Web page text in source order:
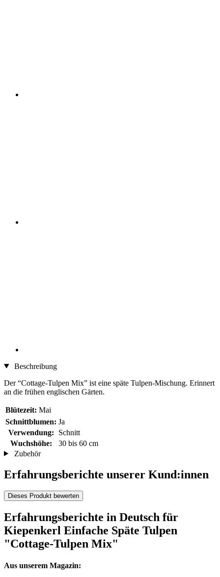
Beschreibung
Der “Cottage-Tulpen Mix” ist eine späte Tulpen-Mischung. Erinnert
an die frühen englischen Gärten.
Blütezeit: Mai
Schnittblumen: Ja
Verwendung:
Schnitt
Wuchshöhe:
30 bis 60 cm
Zubehör
Erfahrungsberichte unserer Kund:innen
Dieses Produkt bewerten
Erfahrungsberichte in Deutsch für
Kiepenkerl Einfache Späte Tulpen
"Cottage-Tulpen Mix"
Aus unserem Magazin: